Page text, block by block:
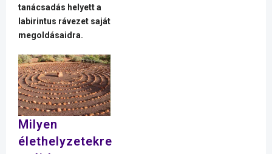
tanácsadás helyett a
labirintus rávezet saját
megoldásaidra.
Milyen
élethelyzetekre